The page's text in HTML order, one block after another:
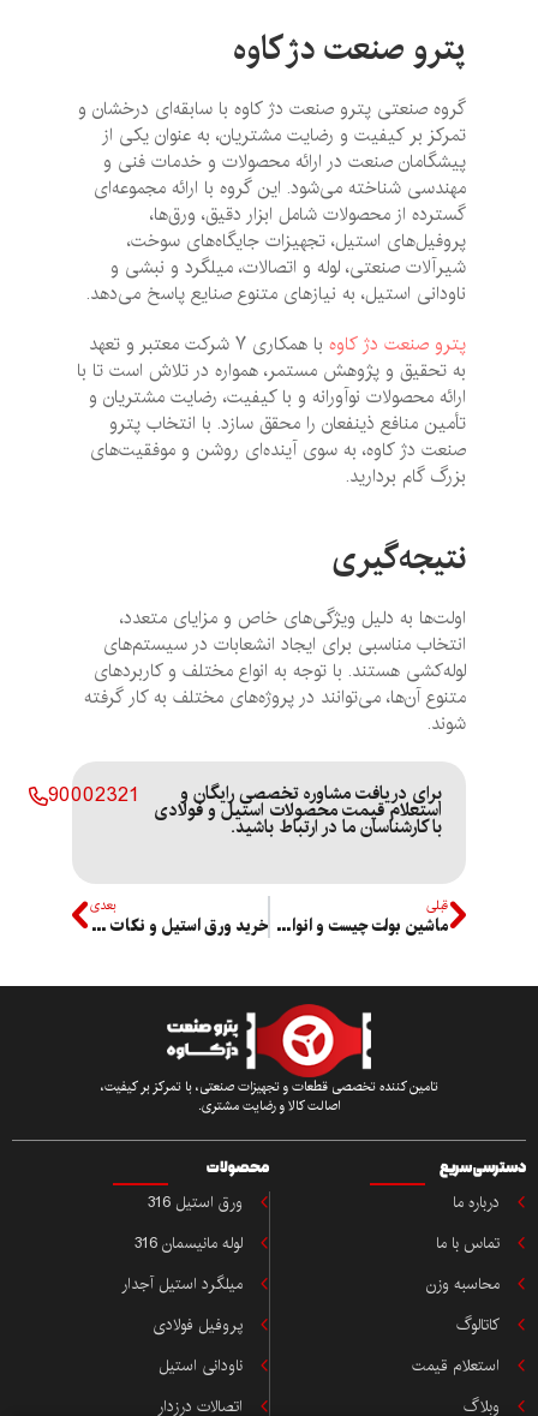
پترو صنعت دژ کاوه
گروه صنعتی پترو صنعت دژ کاوه با سابقه‌ای درخشان و
تمرکز بر کیفیت و رضایت مشتریان، به عنوان یکی از
پیشگامان صنعت در ارائه محصولات و خدمات فنی و
مهندسی شناخته می‌شود. این گروه با ارائه مجموعه‌ای
گسترده از محصولات شامل ابزار دقیق، ورق‌ها،
پروفیل‌های استیل، تجهیزات جایگاه‌های سوخت،
شیرآلات صنعتی، لوله و اتصالات، میلگرد و نبشی و
ناودانی استیل، به نیازهای متنوع صنایع پاسخ می‌دهد.
پترو صنعت دژ کاوه
با همکاری ۷ شرکت معتبر و تعهد
به تحقیق و پژوهش مستمر، همواره در تلاش است تا با
ارائه محصولات نوآورانه و با کیفیت، رضایت مشتریان و
تأمین منافع ذینفعان را محقق سازد. با انتخاب پترو
صنعت دژ کاوه، به سوی آینده‌ای روشن و موفقیت‌های
بزرگ گام بردارید.
نتیجه‌گیری
اولت‌ها به دلیل ویژگی‌های خاص و مزایای متعدد،
انتخاب مناسبی برای ایجاد انشعابات در سیستم‌های
لوله‌کشی هستند. با توجه به انواع مختلف و کاربردهای
متنوع آن‌ها، می‌توانند در پروژه‌های مختلف به کار گرفته
برای دریافت مشاوره تخصصی رایگان و
استعلام قیمت محصولات استیل و فولادی
با کارشناسان ما در ارتباط باشید.
90002321
ماشین بولت چیست و انواع آن کدامند؟ خرید ورق استیل و نکات مهم قبل از خرید
تامین کننده تخصصی قطعات و تجهیزات صنعتی، با تمرکز بر کیفیت،
اصالت کالا و رضایت مشتری.
سریع
ما
با ما
وزن
قیمت
محصولات
ورق استیل 316
لوله مانیسمان 316
میلگرد استیل آجدار
پروفیل فولادی
ناودانی استیل
اتصالات درزدار